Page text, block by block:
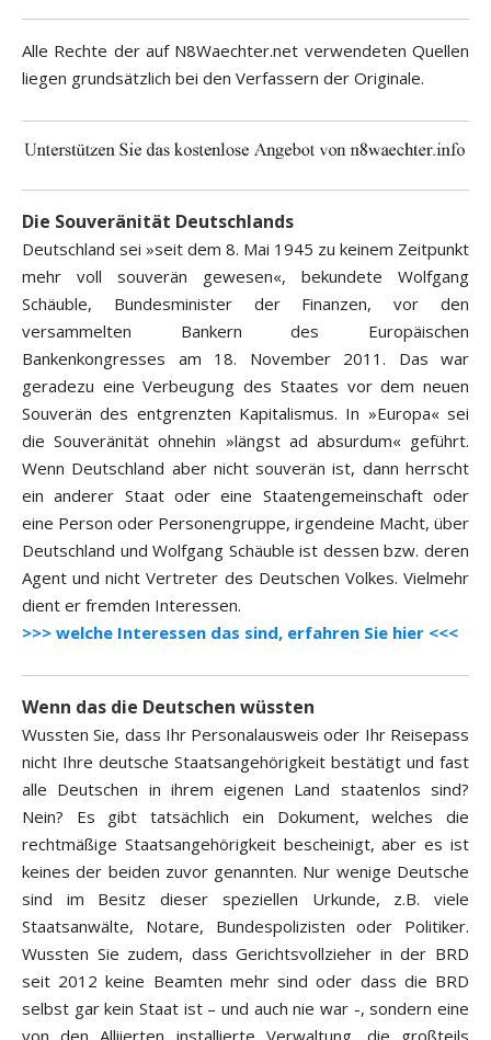
Alle Rechte der auf N8Waechter.net verwendeten Quellen
liegen grundsätzlich bei den Verfassern der Originale.
Die Souveränität Deutschlands
Deutschland sei »seit dem 8. Mai 1945 zu keinem Zeitpunkt
mehr voll souverän gewesen«, bekundete Wolfgang
Schäuble, Bundesminister der Finanzen, vor den
versammelten Bankern des Europäischen
Bankenkongresses am 18. November 2011. Das war
geradezu eine Verbeugung des Staates vor dem neuen
Souverän des entgrenzten Kapitalismus. In »Europa« sei
die Souveränität ohnehin »längst ad absurdum« geführt.
Wenn Deutschland aber nicht souverän ist, dann herrscht
ein anderer Staat oder eine Staatengemeinschaft oder
eine Person oder Personengruppe, irgendeine Macht, über
Deutschland und Wolfgang Schäuble ist dessen bzw. deren
Agent und nicht Vertreter des Deutschen Volkes. Vielmehr
dient er fremden Interessen.
>>> welche Interessen das sind, erfahren Sie hier <<<
Wenn das die Deutschen wüssten
Wussten Sie, dass Ihr Personalausweis oder Ihr Reisepass
nicht Ihre deutsche Staatsangehörigkeit bestätigt und fast
alle Deutschen in ihrem eigenen Land staatenlos sind?
Nein? Es gibt tatsächlich ein Dokument, welches die
rechtmäßige Staatsangehörigkeit bescheinigt, aber es ist
keines der beiden zuvor genannten. Nur wenige Deutsche
sind im Besitz dieser speziellen Urkunde, z.B. viele
Staatsanwälte, Notare, Bundespolizisten oder Politiker.
Wussten Sie zudem, dass Gerichtsvollzieher in der BRD
seit 2012 keine Beamten mehr sind oder dass die BRD
selbst gar kein Staat ist – und auch nie war -, sondern eine
von den Alliierten installierte Verwaltung, die großteils